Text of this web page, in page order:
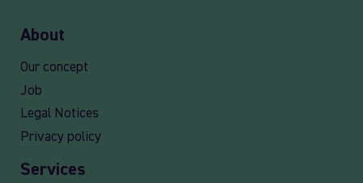
About
Our concept
Job
Legal Notices
Privacy policy
Services